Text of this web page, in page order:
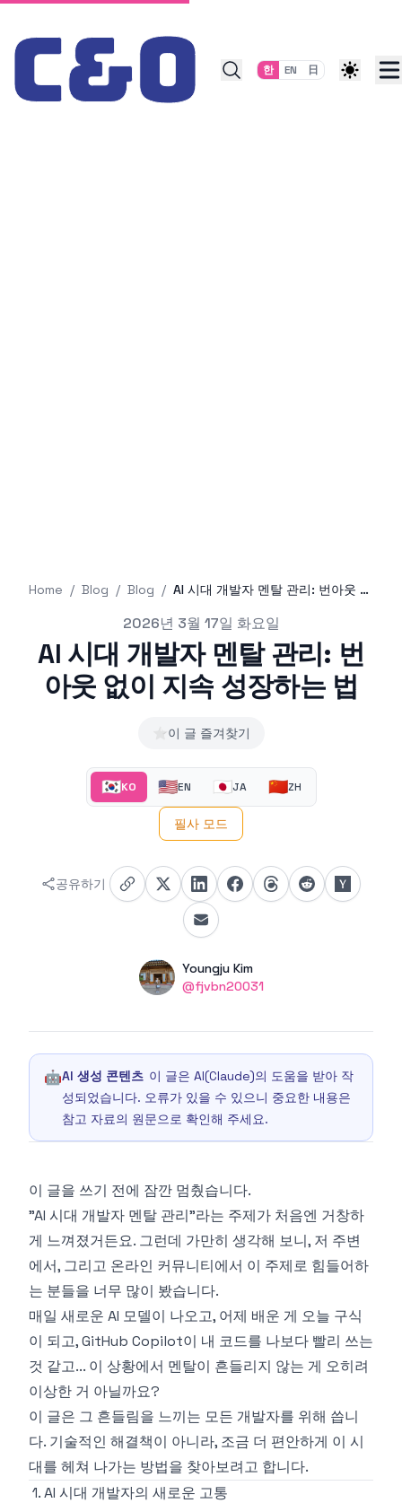
Skip to content
한 EN 日
Home / Blog / Blog / AI 시대 개발자 멘탈 관리: 번아웃 없이 지속 성장하는 법
2026년 3월 17일 화요일
AI 시대 개발자 멘탈 관리: 번
아웃 없이 지속 성장하는 법
⭐이 글 즐겨찾기
🇰🇷KO 🇺🇸EN 🇯🇵JA 🇨🇳ZH
필사 모드
공유하기
Name
Youngju Kim
Twitter
@fjvbn20031
🤖AI 생성 콘텐츠 이 글은 AI(Claude)의 도움을 받아 작
성되었습니다. 오류가 있을 수 있으니 중요한 내용은
참고 자료의 원문으로 확인해 주세요.
이 글을 쓰기 전에 잠깐 멈췄습니다.
"AI 시대 개발자 멘탈 관리"라는 주제가 처음엔 거창하
게 느껴졌거든요. 그런데 가만히 생각해 보니, 저 주변
에서, 그리고 온라인 커뮤니티에서 이 주제로 힘들어하
는 분들을 너무 많이 봤습니다.
매일 새로운 AI 모델이 나오고, 어제 배운 게 오늘 구식
이 되고, GitHub Copilot이 내 코드를 나보다 빨리 쓰는
것 같고... 이 상황에서 멘탈이 흔들리지 않는 게 오히려
이상한 거 아닐까요?
이 글은 그 흔들림을 느끼는 모든 개발자를 위해 씁니
다. 기술적인 해결책이 아니라, 조금 더 편안하게 이 시
대를 헤쳐 나가는 방법을 찾아보려고 합니다.
1. AI 시대 개발자의 새로운 고통